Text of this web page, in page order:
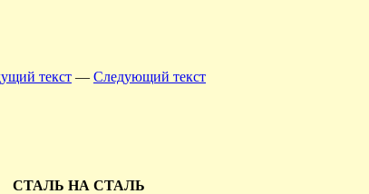
текст — Следующий текст
СТАЛЬ НА СТАЛЬ